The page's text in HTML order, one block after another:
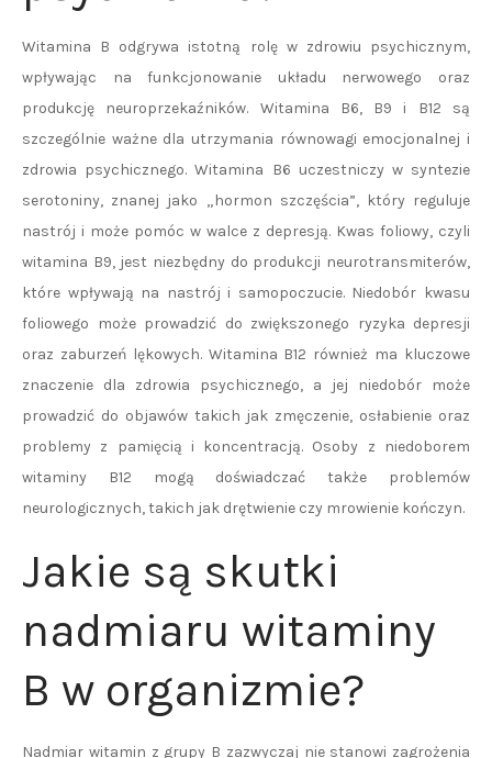
Witamina B odgrywa istotną rolę w zdrowiu psychicznym,
wpływając na funkcjonowanie układu nerwowego oraz
produkcję neuroprzekaźników. Witamina B6, B9 i B12 są
szczególnie ważne dla utrzymania równowagi emocjonalnej i
zdrowia psychicznego. Witamina B6 uczestniczy w syntezie
serotoniny, znanej jako „hormon szczęścia”, który reguluje
nastrój i może pomóc w walce z depresją. Kwas foliowy, czyli
witamina B9, jest niezbędny do produkcji neurotransmiterów,
które wpływają na nastrój i samopoczucie. Niedobór kwasu
foliowego może prowadzić do zwiększonego ryzyka depresji
oraz zaburzeń lękowych. Witamina B12 również ma kluczowe
znaczenie dla zdrowia psychicznego, a jej niedobór może
prowadzić do objawów takich jak zmęczenie, osłabienie oraz
problemy z pamięcią i koncentracją. Osoby z niedoborem
witaminy B12 mogą doświadczać także problemów
neurologicznych, takich jak drętwienie czy mrowienie kończyn.
Jakie są skutki
nadmiaru witaminy
B w organizmie?
Nadmiar witamin z grupy B zazwyczaj nie stanowi zagrożenia